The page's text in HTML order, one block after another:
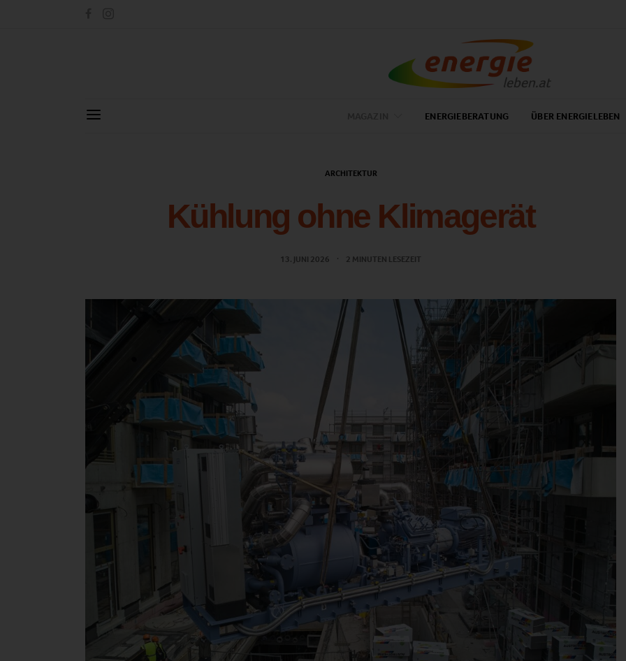
ENERGIEBERATUNG ÜBER ENERGIELEBEN
ARCHITEKTUR
Kühlung ohne Klimagerät
13. JUNI 2026 2 MINUTEN LESEZEIT